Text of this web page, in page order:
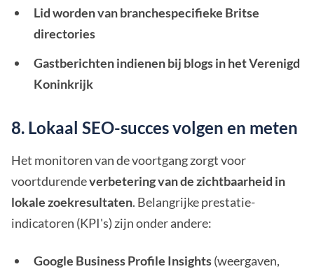
Lid worden van branchespecifieke Britse
directories
Gastberichten indienen bij blogs in het Verenigd
Koninkrijk
8. Lokaal SEO-succes volgen en meten
Het monitoren van de voortgang zorgt voor
voortdurendeverbetering van de zichtbaarheid in
lokale zoekresultaten. Belangrijke prestatie-
indicatoren (KPI's) zijn onder andere:
Google Business Profile Insights(weergaven,